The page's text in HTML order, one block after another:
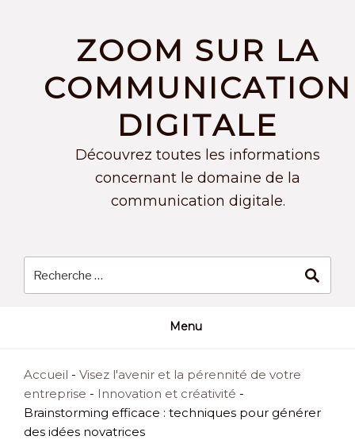
ZOOM SUR LA
COMMUNICATION
DIGITALE
Découvrez toutes les informations
concernant le domaine de la
communication digitale.
Menu
Accueil - Visez l'avenir et la pérennité de votre
entreprise - Innovation et créativité -
Brainstorming efficace : techniques pour générer
des idées novatrices